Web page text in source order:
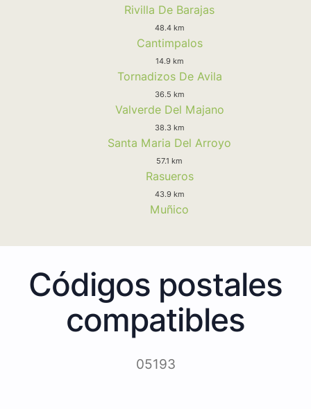
Rivilla De Barajas
48.4 km
Cantimpalos
14.9 km
Tornadizos De Avila
36.5 km
Valverde Del Majano
38.3 km
Santa Maria Del Arroyo
57.1 km
Rasueros
43.9 km
Muñico
Códigos postales
compatibles
05193